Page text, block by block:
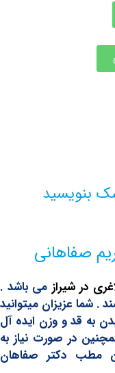
می باشد .
میتوانید
و وزن ایده آل
صورت نیاز به
دکتر صفاهان